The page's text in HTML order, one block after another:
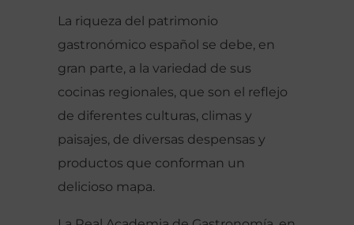
La riqueza del patrimonio
gastronómico español se debe, en
gran parte, a la variedad de sus
cocinas regionales, que son el reflejo
de diferentes culturas, climas y
paisajes, de diversas despensas y
productos que conforman un
delicioso mapa.